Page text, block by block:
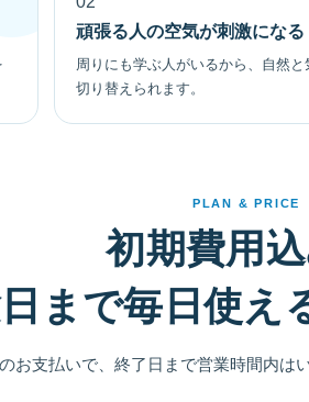
頑張る人の空気が刺激になる
周りにも学ぶ人がいるから、自然
切り替えられます。
PLAN & PRICE
初期費用込
まで毎日使え
お支払いで、終了日まで営業時間内は